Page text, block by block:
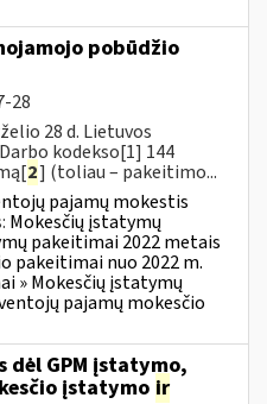
pobūdžio
28
28 d. Lietuvos
kodekso[1] 144
2] (toliau – pakeitimo...
pajamų mokestis
Mokesčių įstatymų
pakeitimai 2022 metais
pakeitimai nuo 2022 m.
» Mokesčių įstatymų
pajamų mokesčio
dėl GPM įstatymo,
įstatymo ir